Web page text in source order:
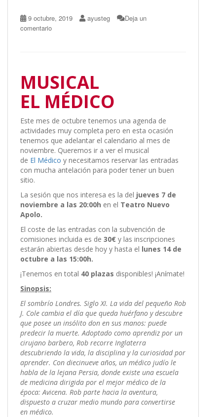
9 octubre, 2019 ayusteg
Deja un
comentario
MUSICAL
EL MÉDICO
Este mes de octubre tenemos una agenda de
actividades muy completa pero en esta ocasión
tenemos que adelantar el calendario al mes de
noviembre. Queremos ir a ver el musical
de El Médico y necesitamos reservar las entradas
con mucha antelación para poder tener un buen
sitio.
La sesión que nos interesa es la del jueves 7 de
noviembre a las 20:00h en el Teatro Nuevo
Apolo.
El coste de las entradas con la subvención de
comisiones incluida es de 30€ y las inscripciones
estarán abiertas desde hoy y hasta el lunes 14 de
octubre a las 15:00h.
¡Tenemos en total 40 plazas disponibles! ¡Anímate!
Sinopsis:
El sombrío Londres. Siglo XI. La vida del pequeño Rob
J. Cole cambia el día que queda huérfano y descubre
que posee un insólito don en sus manos: puede
predecir la muerte. Adoptado como aprendiz por un
cirujano barbero, Rob recorre Inglaterra
descubriendo la vida, la disciplina y la curiosidad por
aprender. Con diecinueve años, un médico judío le
habla de la lejana Persia, donde existe una escuela
de medicina dirigida por el mejor médico de la
época: Avicena. Rob parte hacia la aventura,
dispuesto a cruzar medio mundo para convertirse
en médico.